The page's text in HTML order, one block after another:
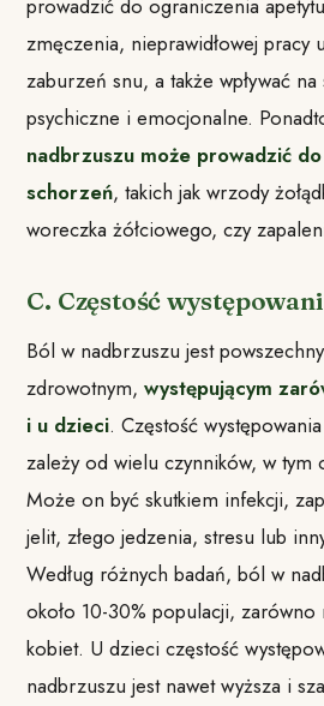
prowadzić do ograniczenia
zmęczenia, nieprawidłowej pracy
zaburzeń snu, a także wpływać
psychiczne i emocjonalne.
nadbrzuszu może prowadzić
schorzeń, takich jak wrzody
woreczka żółciowego, czy
C. Częstość
Ból w nadbrzuszu jest
zdrowotnym,występującym
i u dzieci. Częstość
zależy od wielu czynników, w tym
Może on być skutkiem infekcji,
jelit, złego jedzenia, stresu lub
Według różnych badań, ból w
około 10-30% populacji, zarówno
kobiet. U dzieci częstość
nadbrzuszu jest nawet wyższa i